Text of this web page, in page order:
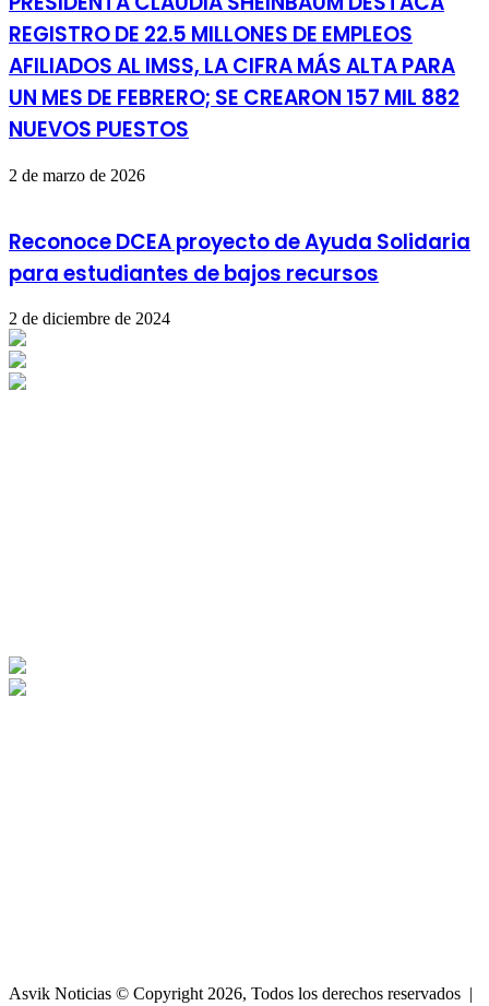
REGISTRO DE 22.5 MILLONES DE EMPLEOS
AFILIADOS AL IMSS, LA CIFRA MÁS ALTA PARA
UN MES DE FEBRERO; SE CREARON 157 MIL 882
NUEVOS PUESTOS
2 de marzo de 2026
Reconoce DCEA proyecto de Ayuda Solidaria
para estudiantes de bajos recursos
2 de diciembre de 2024
Asvik Noticias © Copyright 2026, Todos los derechos reservados |